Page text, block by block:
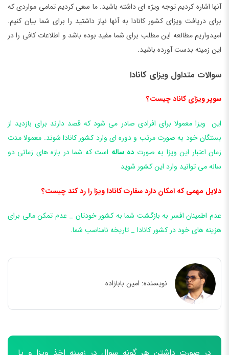
آنها اشاره کردیم توجه ویژه ای داشته باشید. ما سعی کردیم تمامی مواردی که
برای دریافت ویزای کشور کانادا به آنها نیاز داشتید را برای شما بیان کنیم.
امیدواریم مطالعه این مطلب برای شما مفید بوده باشد و اطلاعات کافی را در
این زمینه بدست آورده باشید.
سوالات متداول ویزای کانادا
سوپر ویزای کاناد چیست؟
این ویزا معمولا برای افرادی صادر می شود که قصد دارند برای بازدید از
بستگان خود به صورت مرتب و دوره ای وارد کشور کانادا شوند. معمولا مدت
زمان اعتبار این ویزا به صورت ده ساله است که شما در بازه های زمانی دو
ساله می توانید وارد این کشور شوید
دلایل مهمی که امکان دارد سفارت کانادا ویزا را رد کند چیست؟
عدم اطمینان افسر به بازگشت شما به کشور خودتان _ عدم تمکن مالی برای
هزینه های خود در کشور کانادا _ تاریخه نامناسب شما.
نویسنده: امین بابازاده